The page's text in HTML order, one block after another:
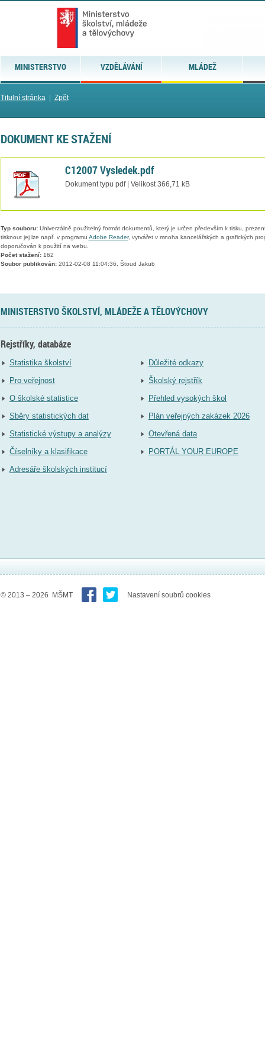
MINISTERSTVO VZDĚLÁVÁNÍ MLÁDEŽ
Titulní stránka| Zpět
DOKUMENT KE STAŽENÍ
C12007 Vysledek.pdf
Dokument typu pdf | Velikost 366,71 kB
Typ souboru:Univerzálně použitelný formát dokumentů, který je určen především k tisku,
tisknout jej lze např. v programu Adobe Reader, vytvářet v mnoha kancelářských a grafických
doporučován k použití na webu.
Počet stažení:162
Soubor publikován:2012-02-08 11:04:36, Štoud Jakub
MINISTERSTVO ŠKOLSTVÍ, MLÁDEŽE A TĚLOVÝCHOVY
Rejstříky, databáze
Statistika školství
Pro veřejnost
O školské statistice
Sběry statistických dat
Statistické výstupy a analýzy
Číselníky a klasifikace
Adresáře školských institucí
Důležité odkazy
Školský rejstřík
Přehled vysokých škol
Plán veřejných zakázek 2026
Otevřená data
PORTÁL YOUR EUROPE
© 2013 – 2026 MŠMT Nastavení soubrů cookies